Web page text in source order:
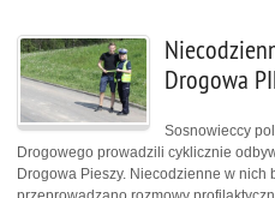
Drogowa
Sosnowieccy
Drogowego prowadzili cyklicznie
Drogowa Pieszy. Niecodzienne w nich